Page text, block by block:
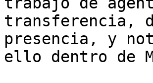
transferencia,
presencia, y
ello dentro de